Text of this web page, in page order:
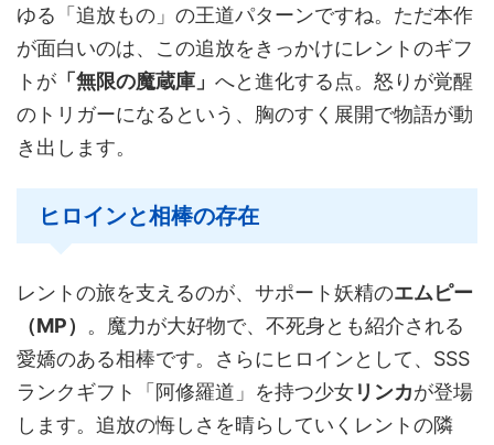
ゆる「追放もの」の王道パターンですね。ただ本作
が面白いのは、この追放をきっかけにレントのギフ
トが 「無限の魔蔵庫」 へと進化する点。怒りが覚醒
のトリガーになるという、胸のすく展開で物語が動
き出します。
ヒロインと相棒の存在
レントの旅を支えるのが、サポート妖精のエムピー
（MP） 。魔力が大好物で、不死身とも紹介される
愛嬌のある相棒です。さらにヒロインとして、SSS
ランクギフト「阿修羅道」を持つ少女リンカが登場
します。追放の悔しさを晴らしていくレントの隣